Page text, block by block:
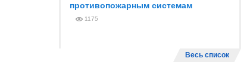
противопожарным системам
1175
Весь список